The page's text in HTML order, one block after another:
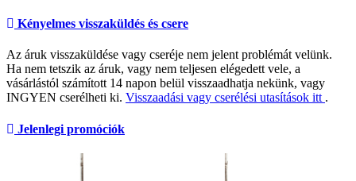
Kényelmes visszaküldés és csere
Az áruk visszaküldése vagy cseréje nem jelent problémát velünk.
Ha nem tetszik az áruk, vagy nem teljesen elégedett vele, a
vásárlástól számított 14 napon belül visszaadhatja nekünk, vagy
INGYEN cserélheti ki. Visszaadási vagy cserélési utasítások itt .
Jelenlegi promóciók